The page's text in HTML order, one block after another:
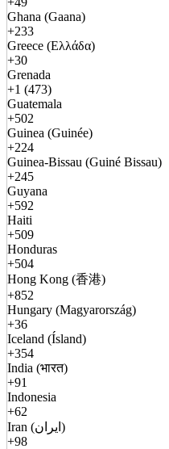
Ghana (Gaana)
+233
Greece (Ελλάδα)
+30
Grenada
+1 (473)
Guatemala
+502
Guinea (Guinée)
+224
Guinea-Bissau (Guiné Bissau)
+245
Guyana
+592
Haiti
+509
Honduras
+504
Hong Kong (香港)
+852
Hungary (Magyarország)
+36
Iceland (Ísland)
+354
India (भारत)
+91
Indonesia
+62
Iran (ایران)
+98